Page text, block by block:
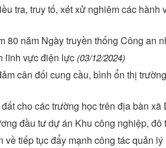
tra, truy tố, xét xử nghiêm các
80 năm Ngày truyền thống Công an
lĩnh vực điện lực (03/12/2024)
cân đối cung cầu, bình ổn thị
cho các trường học trên địa bàn
đầu tư dự án Khu công nghiệp, đô
về tiếp tục đẩy mạnh công tác quản